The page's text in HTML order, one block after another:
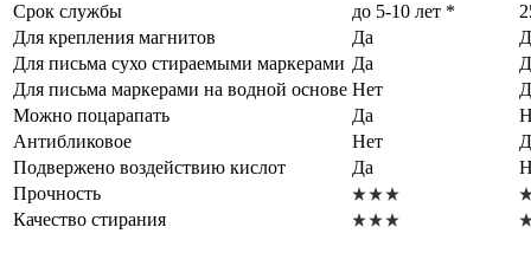
Срок службы
до 5-10 лет *
Для крепления магнитов
Да
Для письма сухо стираемыми маркерами Да
Для письма маркерами на водной основе Нет
Можно поцарапать
Да
Антибликовое
Нет
Подвержено воздействию кислот
Да
Прочность
Качество стирания